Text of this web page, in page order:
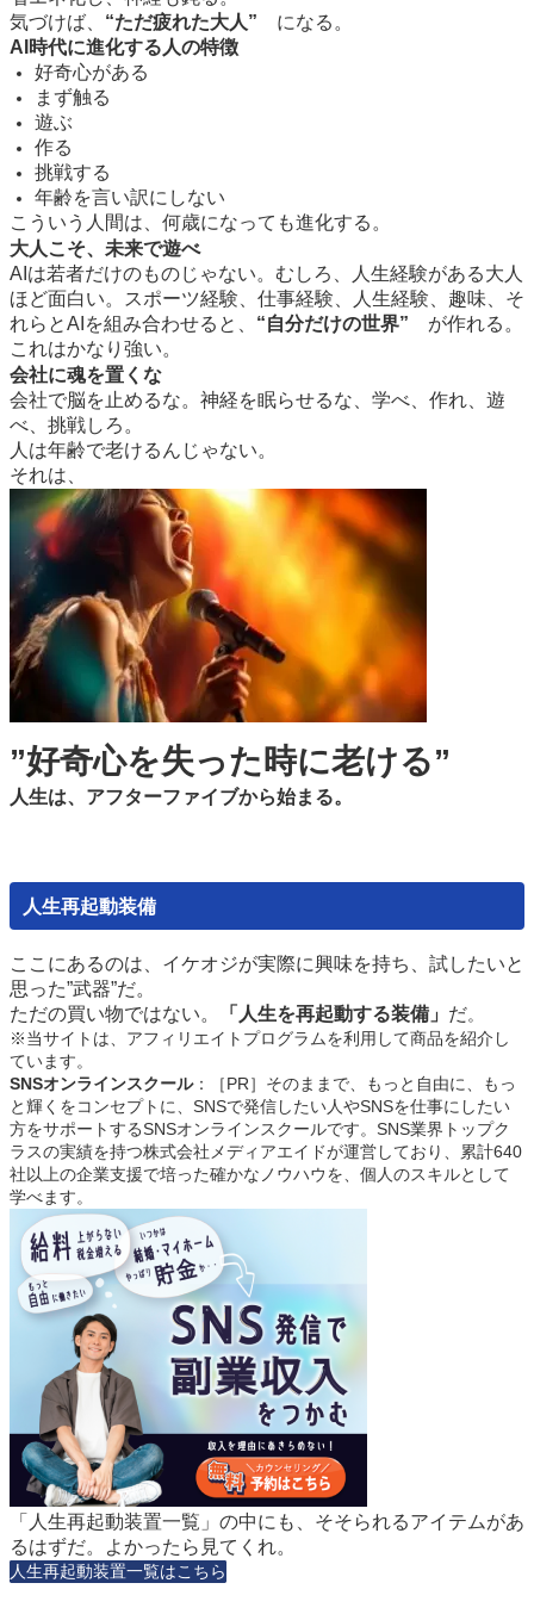
気づけば、 “ただ疲れた大人” になる。
AI時代に進化する人の特徴
好奇心がある
まず触る
遊ぶ
作る
挑戦する
年齢を言い訳にしない
こういう人間は、何歳になっても進化する。
大人こそ、未来で遊べ
AIは若者だけのものじゃない。むしろ、人生経験がある大人
ほど面白い。スポーツ経験、仕事経験、人生経験、趣味、そ
れらとAIを組み合わせると、 “自分だけの世界” が作れる。
これはかなり強い。
会社に魂を置くな
会社で脳を止めるな。神経を眠らせるな、学べ、作れ、遊
べ、挑戦しろ。
人は年齢で老けるんじゃない。
それは、
”好奇心を失った時に老ける”
人生は、アフターファイブから始まる。
人生再起動装備
ここにあるのは、イケオジが実際に興味を持ち
、試したいと
思った”武器”だ。
ただの買い物ではない。
「人生を再起動する装備」 だ。
※当サイトは、アフィリエイトプログラムを利用して商品を紹介し
ています。
SNSオンラインスクール：［PR］そのままで、もっと自由に、もっ
と輝くをコンセプトに、SNSで発信したい人やSNSを仕事にしたい
方をサポートするSNSオンラインスクールです。SNS業界トップク
ラスの実績を持つ株式会社メディアエイドが運営しており、累計640
社以上の企業支援で培った確かなノウハウを、個人のスキルとして
学べます。
「人生再起動装置一覧」の中にも、そそられるアイテムがあ
るはずだ。よかったら見てくれ。
人生再起動装置一覧はこちら